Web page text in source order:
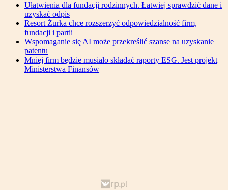
Ułatwienia dla fundacji rodzinnych. Łatwiej sprawdzić dane i
uzyskać odpis
Resort Żurka chce rozszerzyć odpowiedzialność firm,
fundacji i partii
Wspomaganie się AI może przekreślić szanse na uzyskanie
patentu
Mniej firm będzie musiało składać raporty ESG. Jest projekt
Ministerstwa Finansów